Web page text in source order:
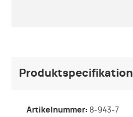
Produktspecifikation
Artikelnummer: 8-943-7